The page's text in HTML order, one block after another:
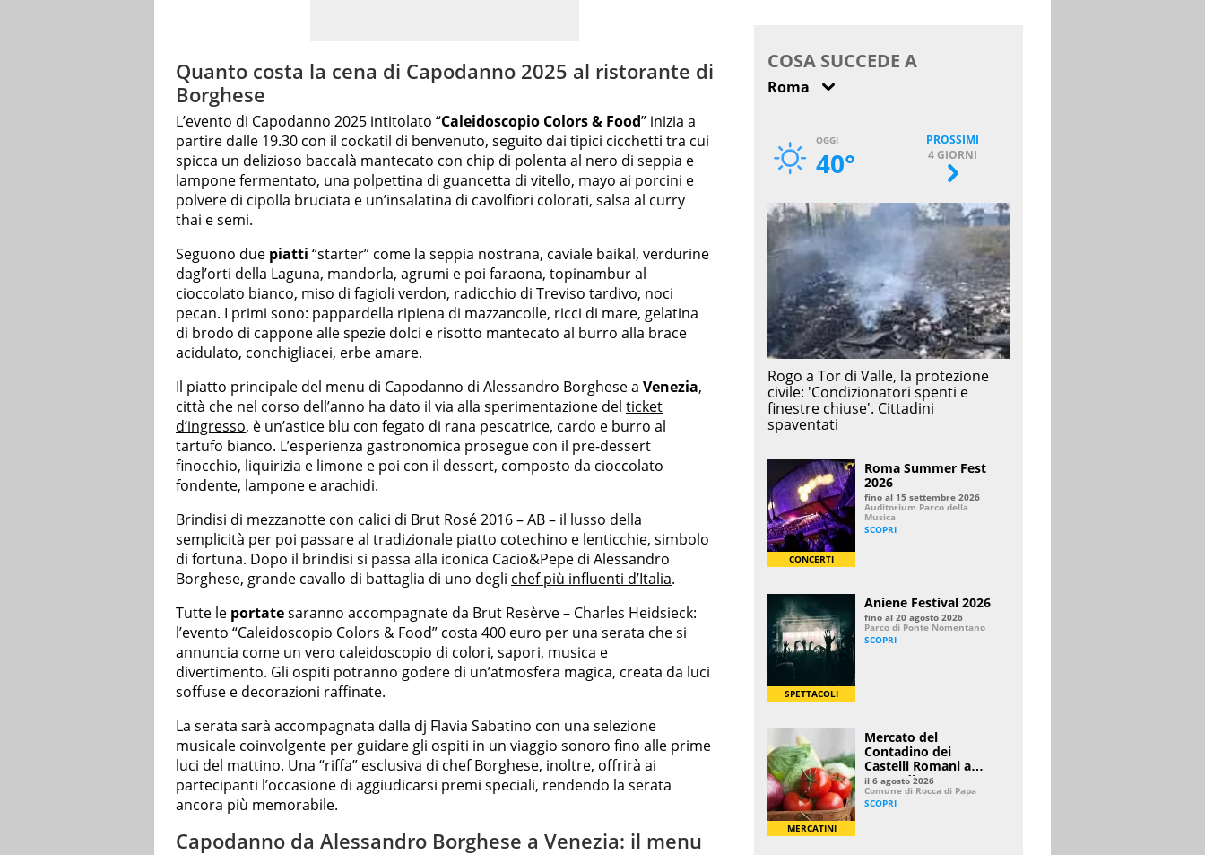
Quanto costa la cena di Capodanno 2025 al ristorante di
Borghese
L’evento di Capodanno 2025 intitolato “Caleidoscopio Colors & Food” inizia a
partire dalle 19.30 con il cockatil di benvenuto, seguito dai tipici cicchetti tra cui
spicca un delizioso baccalà mantecato con chip di polenta al nero di seppia e
lampone fermentato, una polpettina di guancetta di vitello, mayo ai porcini e
polvere di cipolla bruciata e un’insalatina di cavolfiori colorati, salsa al curry
thai e semi.
Seguono due piatti “starter” come la seppia nostrana, caviale baikal, verdurine
dagl’orti della Laguna, mandorla, agrumi e poi faraona, topinambur al
cioccolato bianco, miso di fagioli verdon, radicchio di Treviso tardivo, noci
pecan. I primi sono: pappardella ripiena di mazzancolle, ricci di mare, gelatina
di brodo di cappone alle spezie dolci e risotto mantecato al burro alla brace
acidulato, conchigliacei, erbe amare.
Il piatto principale del menu di Capodanno di Alessandro Borghese a Venezia,
città che nel corso dell’anno ha dato il via alla sperimentazione del ticket
d’ingresso, è un’astice blu con fegato di rana pescatrice, cardo e burro al
tartufo bianco. L’esperienza gastronomica prosegue con il pre-dessert
finocchio, liquirizia e limone e poi con il dessert, composto da cioccolato
fondente, lampone e arachidi.
Brindisi di mezzanotte con calici di Brut Rosé 2016 – AB – il lusso della
semplicità per poi passare al tradizionale piatto cotechino e lenticchie, simbolo
di fortuna. Dopo il brindisi si passa alla iconica Cacio&Pepe di Alessandro
Borghese, grande cavallo di battaglia di uno degli chef più influenti d’Italia.
Tutte le portatesaranno accompagnate da Brut Resèrve – Charles Heidsieck:
l’evento “Caleidoscopio Colors & Food” costa 400 euro per una serata che si
annuncia come un vero caleidoscopio di colori, sapori, musica e
divertimento. Gli ospiti potranno godere di un’atmosfera magica, creata da luci
soffuse e decorazioni raffinate.
La serata sarà accompagnata dalla dj Flavia Sabatino con una selezione
musicale coinvolgente per guidare gli ospiti in un viaggio sonoro fino alle prime
luci del mattino. Una “riffa” esclusiva di chef Borghese, inoltre, offrirà ai
partecipanti l’occasione di aggiudicarsi premi speciali, rendendo la serata
ancora più memorabile.
Capodanno da Alessandro Borghese a Venezia: il menu